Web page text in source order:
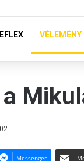
VÉLEMÉNY
Messenger